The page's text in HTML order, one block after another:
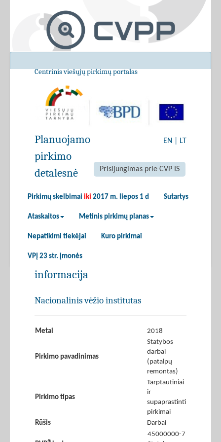
Centrinis viešųjų pirkimų portalas
EN LT
Prisijungimas prie CVP IS
Pirkimų skelbimai iki 2017 m. liepos 1 d Sutartys
Ataskaitos Metinis pirkimų planas
Nepatikimi tiekėjai Kuro pirkimai
VPĮ 23 str. įmonės
Planuojamo
pirkimo
detalesnė
informacija
Nacionalinis vėžio institutas
Metai 2018
Pirkimo pavadinimas
Statybos
darbai
(patalpų
remontas)
Pirkimo tipas
Tarptautiniai
ir
supaprastinti
pirkimai
Rūšis
Darbai
45000000-7